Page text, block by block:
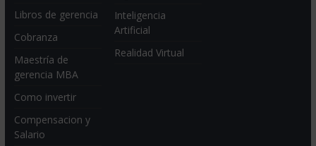
Libros de gerencia
Cobranza
Maestría de
gerencia MBA
Como invertir
Compensacion y
Salario
Inteligencia
Artificial
Realidad Virtual